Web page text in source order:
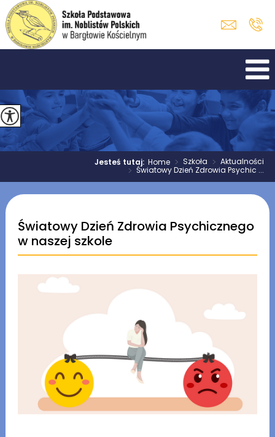
Jesteś tutaj:Home > Szkoła > Aktualności
> Światowy Dzień Zdrowia Psychic ...
Światowy Dzień Zdrowia Psychicznego
w naszej szkole